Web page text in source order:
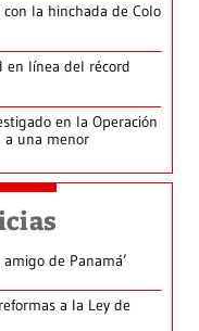
la hinchada de Colo
en línea del récord
en la Operación
a una menor
de Panamá’
a la Ley de